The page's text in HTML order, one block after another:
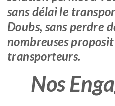
sans délai le
Doubs, sans perdre
nombreuses
transporteurs.
Nos